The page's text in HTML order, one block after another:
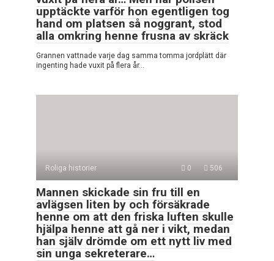
upptäckte varför hon egentligen tog
hand om platsen så noggrant, stod
alla omkring henne frusna av skräck
Grannen vattnade varje dag samma tomma jordplätt där
ingenting hade vuxit på flera år…
Roliga historier 0 506
Mannen skickade sin fru till en
avlägsen liten by och försäkrade
henne om att den friska luften skulle
hjälpa henne att gå ner i vikt, medan
han själv drömde om ett nytt liv med
sin unga sekreterare…